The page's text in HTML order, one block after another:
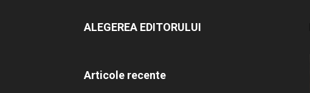
ALEGEREA EDITORULUI
Articole recente